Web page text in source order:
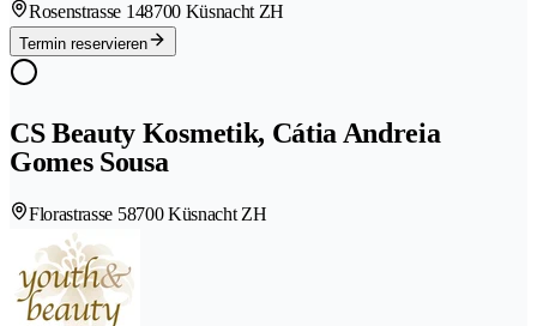
Rosenstrasse 148700 Küsnacht ZH
Termin reservieren
CS Beauty Kosmetik, Cátia Andreia
Gomes Sousa
Florastrasse 58700 Küsnacht ZH